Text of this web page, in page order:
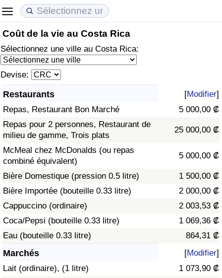
Coût de la vie au Costa Rica
Sélectionnez une ville au Costa Rica:
Devise:
Restaurants [Modifier]
Repas, Restaurant Bon Marché
5 000,00 ₡
Repas pour 2 personnes, Restaurant de
milieu de gamme, Trois plats
25 000,00 ₡
McMeal chez McDonalds (ou repas
combiné équivalent)
5 000,00 ₡
Bière Domestique (pression 0.5 litre)
1 500,00 ₡
Bière Importée (bouteille 0.33 litre)
2 000,00 ₡
Cappuccino (ordinaire)
2 003,53 ₡
Coca/Pepsi (bouteille 0.33 litre)
1 069,36 ₡
Eau (bouteille 0.33 litre)
864,31 ₡
Marchés [Modifier]
Lait (ordinaire), (1 litre)
1 073,90 ₡
Coût de la vie
Indice du Coût de la Vie (Actuel)
Indice du coût de la vie par pays
à Akaba
Prix de l'immobilier
Indice des Prix de l'immobilier (Actuel)
Indice des Prix de l'immobilier par Pays
Qualité de Vie
Indice de Qualité de Vie
Indice de qualité de vie par pays
Criminalité
Indice de Criminalité (Actuel)
Indice de Criminalité
Soins de santé
Indice des soins de santé (Actuel)